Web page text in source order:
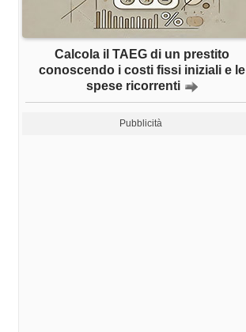
Calcola il TAEG di un prestito
conoscendo i costi fissi iniziali e le
spese ricorrenti
Pubblicità